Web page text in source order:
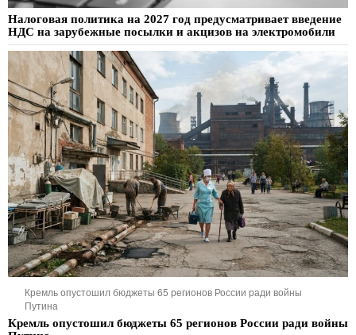
Налоговая политика на 2027 год предусматривает введение
НДС на зарубежные посылки и акцизов на электромобили
Кремль опустошил бюджеты 65 регионов России ради войны
Путина
Кремль опустошил бюджеты 65 регионов России ради войны